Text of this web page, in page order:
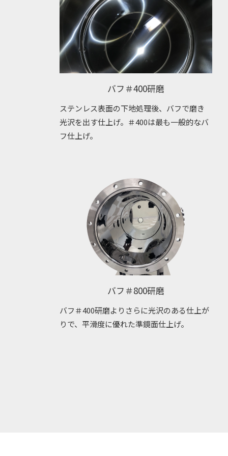
バフ＃400研磨
ステンレス表面の下地処理後、バフで磨き
光沢を出す仕上げ。＃400は最も一般的なバ
フ仕上げ。
バフ＃800研磨
バフ＃400研磨よりさらに光沢のある仕上が
りで、平滑度に優れた準鏡面仕上げ。